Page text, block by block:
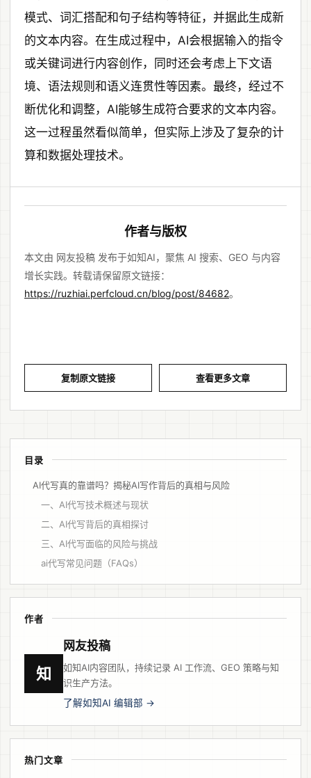
模式、词汇搭配和句子结构等特征，并据此生成新
的文本内容。在生成过程中，AI会根据输入的指令
或关键词进行内容创作，同时还会考虑上下文语
境、语法规则和语义连贯性等因素。最终，经过不
断优化和调整，AI能够生成符合要求的文本内容。
这一过程虽然看似简单，但实际上涉及了复杂的计
算和数据处理技术。
作者与版权
本文由 网友投稿 发布于如知AI，聚焦 AI 搜索、GEO 与内容
增长实践。转载请保留原文链接：
https://ruzhiai.perfcloud.cn/blog/post/84682。
复制原文链接 查看更多文章
目录
AI代写真的靠谱吗？揭秘AI写作背后的真相与风险
一、AI代写技术概述与现状
二、AI代写背后的真相探讨
三、AI代写面临的风险与挑战
ai代写常见问题（FAQs）
作者
知
网友投稿
如知AI内容团队，持续记录 AI 工作流、GEO 策略与知
识生产方法。
了解如知AI 编辑部 →
热门文章